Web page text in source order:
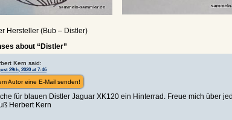
Hersteller (Bub – Distler)
about “Distler”
Kern said:
29th, 2020 at 7:46
Autor eine E-Mail senden!
für blauen Distler Jaguar XK120 ein Hinterrad. Freue mich über
Herbert Kern